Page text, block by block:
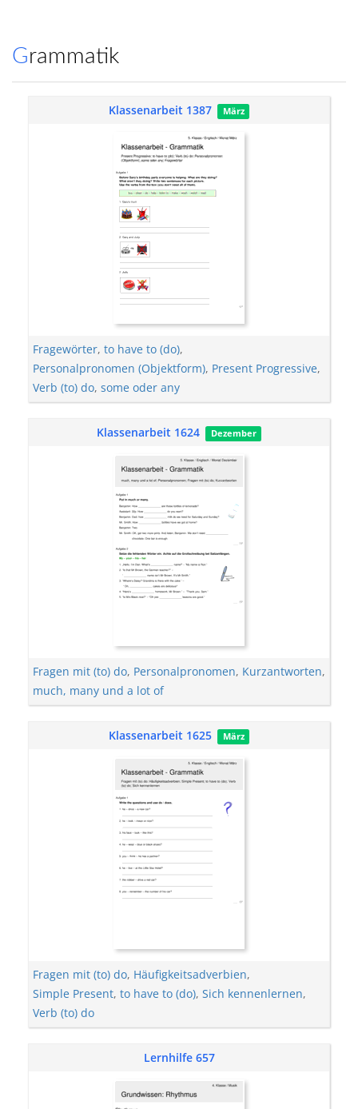
Grammatik
Klassenarbeit 1387 März
Fragewörter, to have to (do),
Personalpronomen (Objektform), Present Progressive,
Verb (to) do, some oder any
Klassenarbeit 1624 Dezember
Fragen mit (to) do, Personalpronomen, Kurzantworten,
much, many und a lot of
Klassenarbeit 1625 März
Fragen mit (to) do, Häufigkeitsadverbien,
Simple Present, to have to (do), Sich kennenlernen,
Verb (to) do
Lernhilfe 657